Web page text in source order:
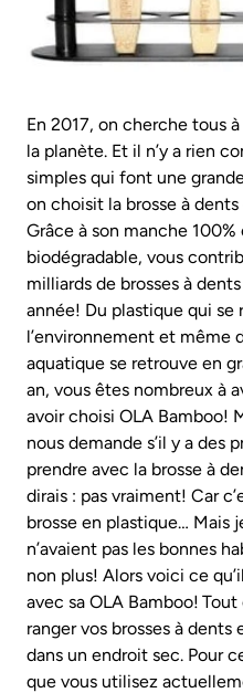
En 2017, on cherche tous
la planète. Et il n’y a rien
simples qui font une
on choisit la brosse à
Grâce à son manche
biodégradable, vous
milliards de brosses à
année! Du plastique qui se
l’environnement et même
aquatique se retrouve en
an, vous êtes nombreux à
avoir choisi OLA Bamboo!
nous demande s’il y a des
prendre avec la brosse à
dirais : pas vraiment! Car
brosse en plastique… Mais
n’avaient pas les bonnes
non plus! Alors voici ce
avec sa OLA Bamboo! Tout
ranger vos brosses à
dans un endroit sec. Pour
que vous utilisez